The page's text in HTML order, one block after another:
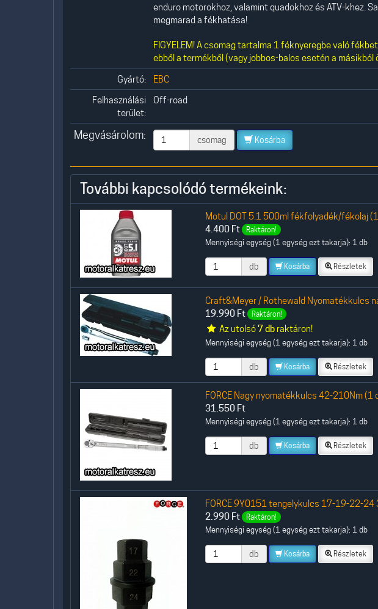
enduro motorokhoz, valamint quadokhoz és ATV-khez.
megmarad a fékhatása!
FIGYELEM! A csomag tartalma 1 féknyeregbe való
ebből a termékből (vagy jobbos-balos esetén a
Gyártó:
EBC
Felhasználási
terület:
Off-road
Megvásárolom: csomag Kosárba
További kapcsolódó termékeink:
Motul DOT 5.1 500ml fékfolyadék/fékolaj
4.400 Ft Raktáron!
Mennyiségi egység (1 egység ezt takarja): 1 db
db Kosárba Részletek
Craft&Meyer / Rothewald Nyomatékkulcs
19.990 Ft Raktáron!
Az utolsó7 dbraktáron!
Mennyiségi egység (1 egység ezt takarja): 1 db
db Kosárba Részletek
FORCE Nagy nyomatékkulcs 42-210Nm (1
31.550 Ft
Mennyiségi egység (1 egység ezt takarja): 1 db
db Kosárba Részletek
FORCE 9Y0151 tengelykulcs 17-19-22-24
2.990 Ft Raktáron!
Mennyiségi egység (1 egység ezt takarja): 1 db
db Kosárba Részletek